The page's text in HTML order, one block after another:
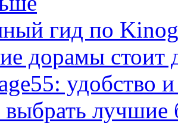
гид по
дорамы стоит
удобство
выбрать